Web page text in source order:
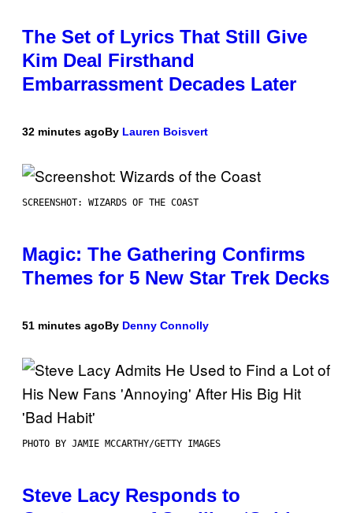
The Set of Lyrics That Still Give
Kim Deal Firsthand
Embarrassment Decades Later
32 minutes agoBy Lauren Boisvert
SCREENSHOT: WIZARDS OF THE COAST
Magic: The Gathering Confirms
Themes for 5 New Star Trek Decks
51 minutes agoBy Denny Connolly
PHOTO BY JAMIE MCCARTHY/GETTY IMAGES
Steve Lacy Responds to